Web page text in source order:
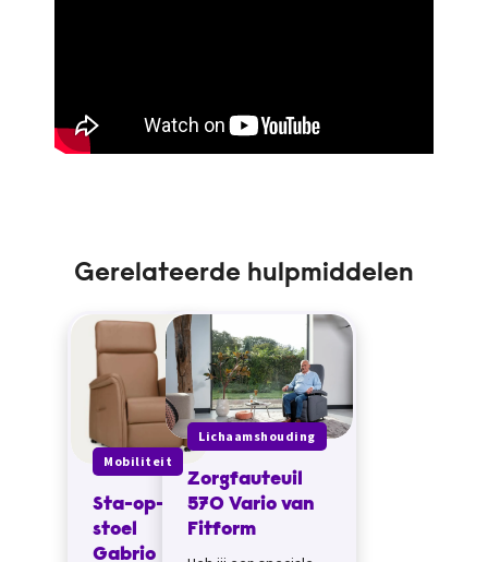
Gerelateerde hulpmiddelen
Mobiliteit
Sta-op-
stoel
Gabrio
Lichaamshouding
Zorgfauteuil
570 Vario van
Fitform